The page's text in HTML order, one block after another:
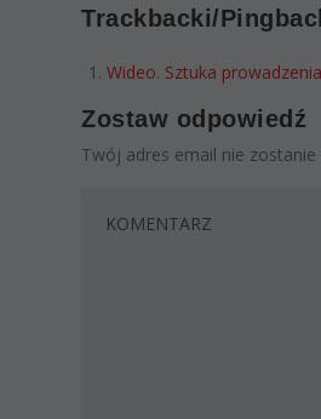
Trackbacki/
Wideo. Sztuka
Zostaw odpowiedź
Twój adres email nie zostanie